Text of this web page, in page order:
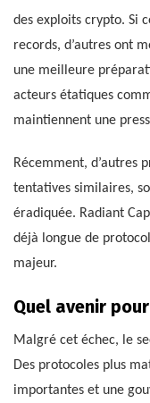
des exploits crypto. Si
records, d’autres ont
une meilleure
acteurs étatiques
maintiennent une
Récemment, d’autres
tentatives similaires,
éradiquée. Radiant
déjà longue de
majeur.
Quel avenir
Malgré cet échec, le
Des protocoles plus
importantes et une